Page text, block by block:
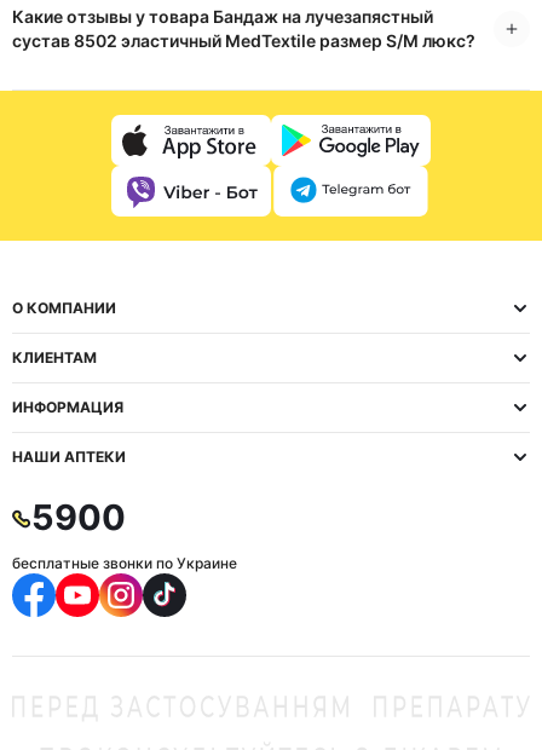
Какие отзывы у товара Бандаж на лучезапястный
сустав 8502 эластичный MedTextile размер S/M люкс?
О КОМПАНИИ
КЛИЕНТАМ
ИНФОРМАЦИЯ
НАШИ АПТЕКИ
5900
бесплатные звонки по Украине